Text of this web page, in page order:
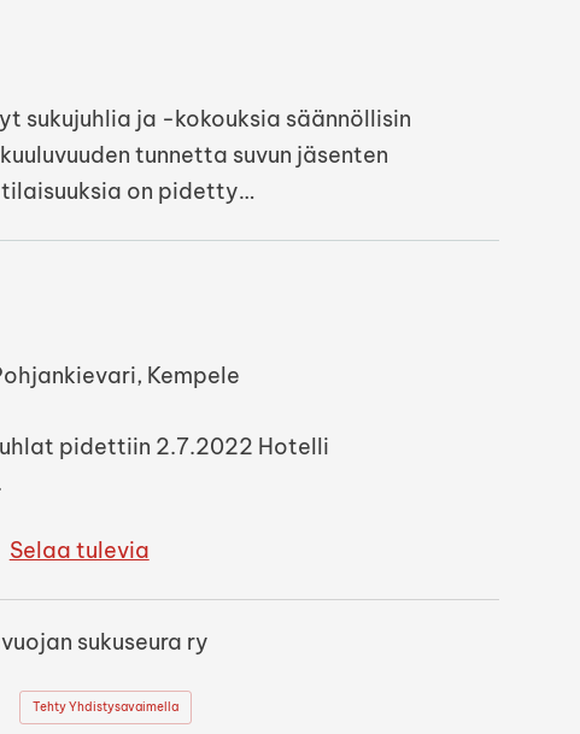
sukujuhlia ja -kokouksia säännöllisin
tunnetta suvun jäsenten
on pidetty…
Kempele
pidettiin 2.7.2022 Hotelli
Selaa tulevia
sukuseura ry
Tehty Yhdistysavaimella